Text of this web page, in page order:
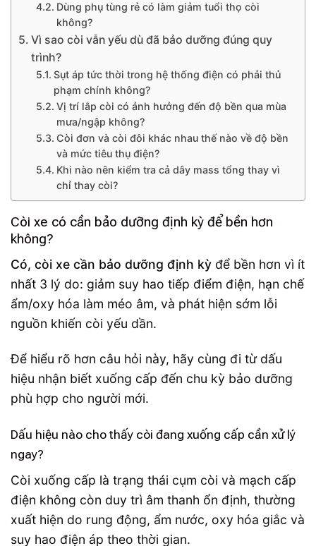
Dùng phụ tùng rẻ có làm giảm tuổi thọ còi
không?
Vì sao còi vẫn yếu dù đã bảo dưỡng đúng quy
trình?
Sụt áp tức thời trong hệ thống điện có phải thủ
phạm chính không?
Vị trí lắp còi có ảnh hưởng đến độ bền qua mùa
mưa/ngập không?
Còi đơn và còi đôi khác nhau thế nào về độ bền
và mức tiêu thụ điện?
Khi nào nên kiểm tra cả dây mass tổng thay vì
chỉ thay còi?
Còi xe có cần bảo dưỡng định kỳ để bền hơn
không?
Có, còi xe cần bảo dưỡng định kỳ để bền hơn vì ít
nhất 3 lý do: giảm suy hao tiếp điểm điện, hạn chế
ẩm/oxy hóa làm méo âm, và phát hiện sớm lỗi
nguồn khiến còi yếu dần.
Để hiểu rõ hơn câu hỏi này, hãy cùng đi từ dấu
hiệu nhận biết xuống cấp đến chu kỳ bảo dưỡng
phù hợp cho người mới.
Dấu hiệu nào cho thấy còi đang xuống cấp cần xử lý
ngay?
Còi xuống cấp là trạng thái cụm còi và mạch cấp
điện không còn duy trì âm thanh ổn định, thường
xuất hiện do rung động, ẩm nước, oxy hóa giắc và
suy hao điện áp theo thời gian.